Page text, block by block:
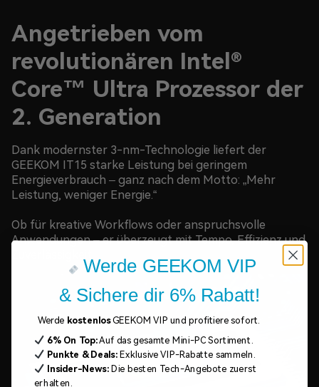
Angetrieben vom
revolutionären Intel®
Core™ Ultra Prozessor der
2. Generation
Dank modernster 3-nm-Technologie liefert der
GEEKOM IT15 starke Leistung bei geringem
Energieverbrauch – ganz nach dem Motto: „Mehr
Leistung, weniger Energie.“
Ob für kreative Workflows oder anspruchsvolle
Anwendungen – er überzeugt mit Tempo, Effizienz und
Werde GEEKOM VIP
& Sichere dir 6% Rabatt!
Werde kostenlosGEEKOM VIP und profitiere sofort.
6% On Top:Auf das gesamte Mini-PC Sortiment.
Punkte & Deals:Exklusive VIP-Rabatte sammeln.
Insider-News:Die besten Tech-Angebote zuerst
erhalten.